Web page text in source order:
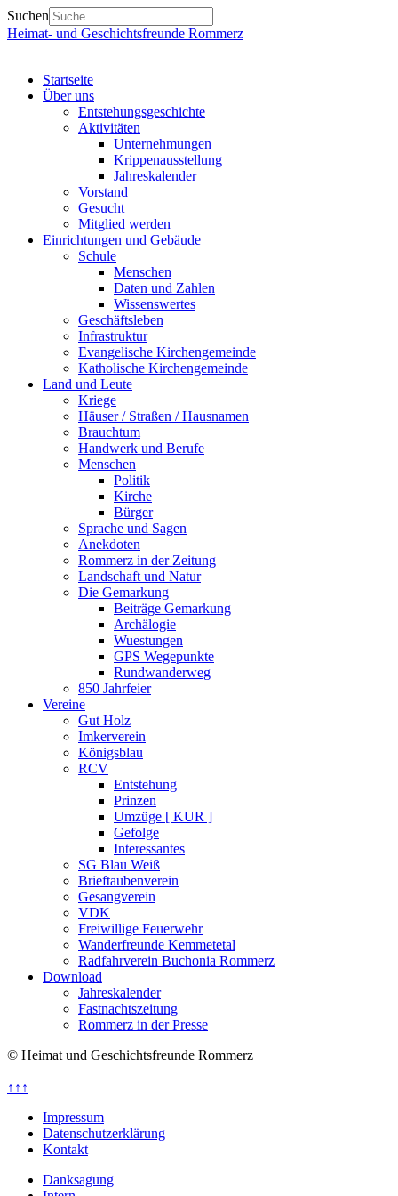
Suchen
Heimat- und Geschichtsfreunde Rommerz
Startseite
Über uns
Entstehungsgeschichte
Aktivitäten
Unternehmungen
Krippenausstellung
Jahreskalender
Vorstand
Gesucht
Mitglied werden
Einrichtungen und Gebäude
Schule
Menschen
Daten und Zahlen
Wissenswertes
Geschäftsleben
Infrastruktur
Evangelische Kirchengemeinde
Katholische Kirchengemeinde
Land und Leute
Kriege
Häuser / Straßen / Hausnamen
Brauchtum
Handwerk und Berufe
Menschen
Politik
Kirche
Bürger
Sprache und Sagen
Anekdoten
Rommerz in der Zeitung
Landschaft und Natur
Die Gemarkung
Beiträge Gemarkung
Archälogie
Wuestungen
GPS Wegepunkte
Rundwanderweg
850 Jahrfeier
Vereine
Gut Holz
Imkerverein
Königsblau
RCV
Entstehung
Prinzen
Umzüge [ KUR ]
Gefolge
Interessantes
SG Blau Weiß
Brieftaubenverein
Gesangverein
VDK
Freiwillige Feuerwehr
Wanderfreunde Kemmetetal
Radfahrverein Buchonia Rommerz
Download
Jahreskalender
Fastnachtszeitung
Rommerz in der Presse
© Heimat und Geschichtsfreunde Rommerz
↑↑↑
Impressum
Datenschutzerklärung
Kontakt
Danksagung